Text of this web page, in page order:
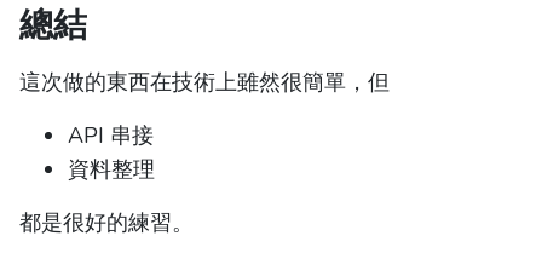
總結
這次做的東西在技術上雖然很簡單，但
API 串接
資料整理
都是很好的練習。